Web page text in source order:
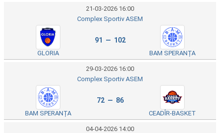
21-03-2026 16:00
Complex Sportiv ASEM
GLORIA
91 — 102
BAM SPERANȚA
29-03-2026 16:00
Complex Sportiv ASEM
BAM SPERANȚA
72 — 86
CEADÎR-BASKET
04-04-2026 14:00